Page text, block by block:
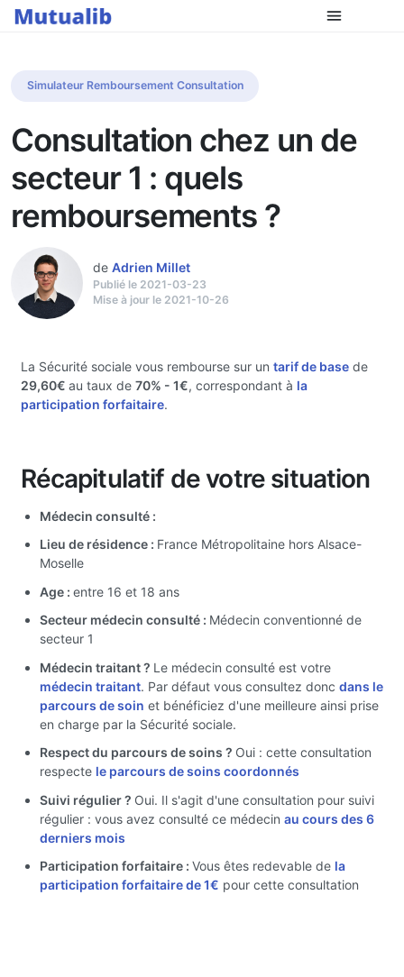
Simulateur Remboursement Consultation
Consultation chez un de
secteur 1 : quels
remboursements ?
de Adrien Millet
Publié le 2021-03-23
Mise à jour le 2021-10-26
La Sécurité sociale vous rembourse sur un tarif de basede
29,60€ au taux de 70% - 1€, correspondant à la
participation forfaitaire.
Récapitulatif de votre situation
Médecin consulté :
Lieu de résidence : France Métropolitaine hors Alsace-
Moselle
Age : entre 16 et 18 ans
Secteur médecin consulté : Médecin conventionné de
secteur 1
Médecin traitant ? Le médecin consulté est votre
médecin traitant. Par défaut vous consultez donc dans le
parcours de soin et bénéficiez d'une meilleure ainsi prise
en charge par la Sécurité sociale.
Respect du parcours de soins ? Oui : cette consultation
respecte le parcours de soins coordonnés
Suivi régulier ? Oui. Il s'agit d'une consultation pour suivi
régulier : vous avez consulté ce médecin au cours des 6
derniers mois
Participation forfaitaire : Vous êtes redevable de la
participation forfaitaire de 1€ pour cette consultation